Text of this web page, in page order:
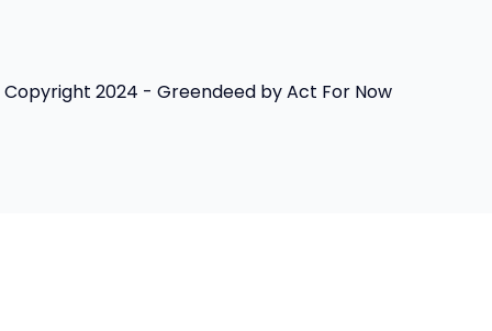
Copyright 2024 - Greendeed by Act For Now